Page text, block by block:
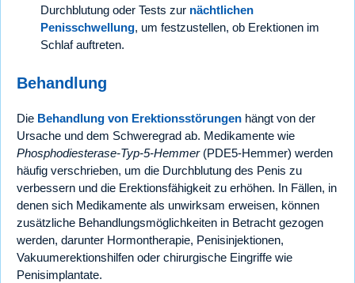
Durchblutung oder Tests zur nächtlichen
Penisschwellung, um festzustellen, ob Erektionen im
Schlaf auftreten.
Behandlung
Die Behandlung von Erektionsstörungen hängt von der
Ursache und dem Schweregrad ab. Medikamente wie
Phosphodiesterase-Typ-5-Hemmer(PDE5-Hemmer) werden
häufig verschrieben, um die Durchblutung des Penis zu
verbessern und die Erektionsfähigkeit zu erhöhen. In Fällen, in
denen sich Medikamente als unwirksam erweisen, können
zusätzliche Behandlungsmöglichkeiten in Betracht gezogen
werden, darunter Hormontherapie, Penisinjektionen,
Vakuumerektionshilfen oder chirurgische Eingriffe wie
Penisimplantate.